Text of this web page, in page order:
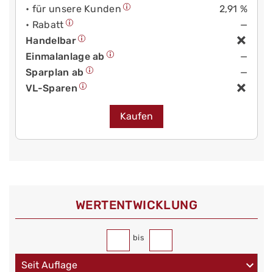
• für unsere Kunden
2,91 %
• Rabatt
—
Handelbar
Einmalanlage ab
—
Sparplan ab
—
VL-Sparen
Kaufen
WERT­ENTWICKLUNG
bis